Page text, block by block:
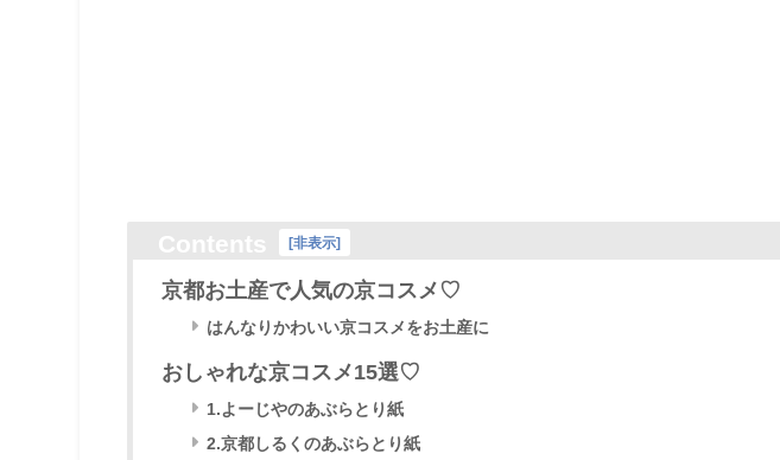
[非表示]
京都お土産で人気の京コスメ♡
はんなりかわいい京コスメをお土産に
おしゃれな京コスメ15選♡
1.よーじやのあぶらとり紙
2.京都しるくのあぶらとり紙